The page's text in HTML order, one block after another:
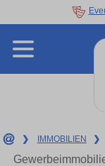
❯ IMMOBILIEN ❯